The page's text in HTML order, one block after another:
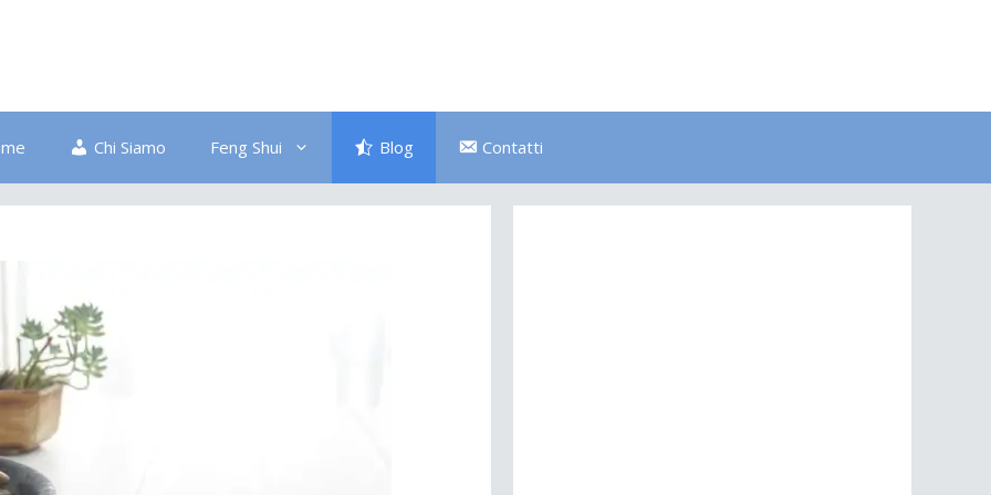
Chi Siamo Feng Shui
Bagno Bambini
Blog Contatti